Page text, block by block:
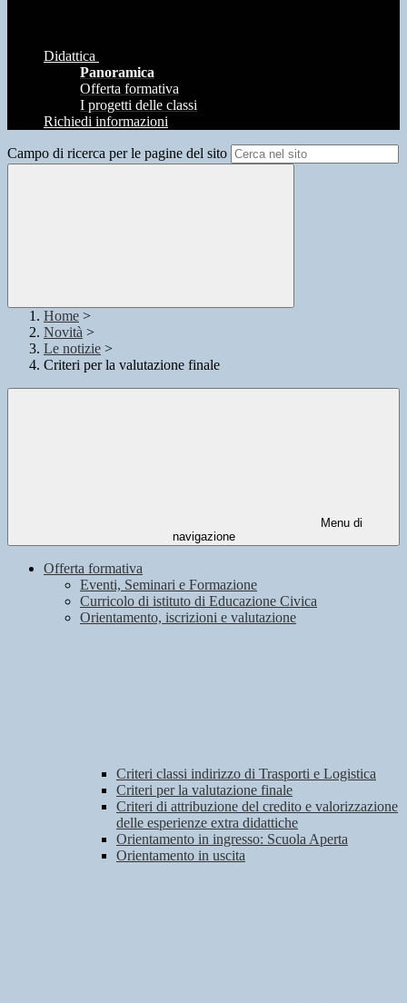
Didattica
Panoramica
Offerta formativa
I progetti delle classi
Richiedi informazioni
Campo di ricerca per le pagine del sito
Home >
Novità >
Le notizie >
Criteri per la valutazione finale
Menu di
navigazione
Offerta formativa
Eventi, Seminari e Formazione
Curricolo di istituto di Educazione Civica
Orientamento, iscrizioni e valutazione
Criteri classi indirizzo di Trasporti e Logistica
Criteri per la valutazione finale
Criteri di attribuzione del credito e valorizzazione
delle esperienze extra didattiche
Orientamento in ingresso: Scuola Aperta
Orientamento in uscita